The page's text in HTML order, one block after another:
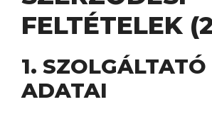
FELTÉTELEK
1. SZOLGÁLTATÓ
ADATAI